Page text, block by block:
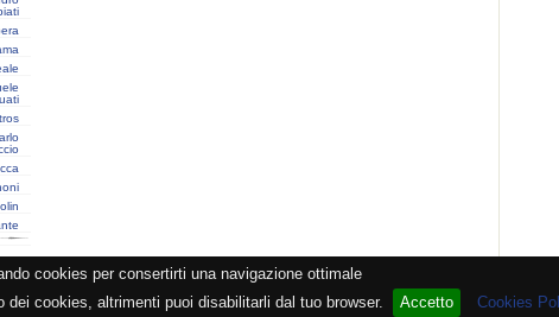
cookies per consertirti una navigazione ottimale
cookies, altrimenti puoi disabilitarli dal tuo browser.
Accetto Cookies
- PI 05362381005 - Lic. SIAE 2552/1/2523 - Visitor # 93.901.447